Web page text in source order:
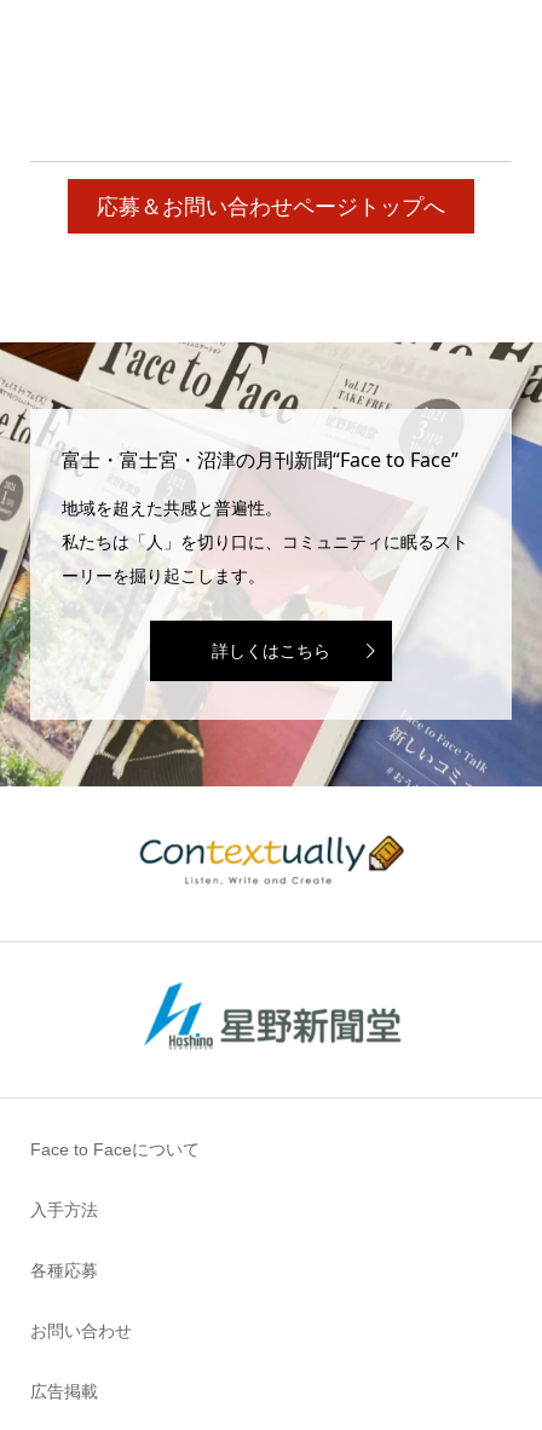
応募＆お問い合わせページトップへ
富士・富士宮・沼津の月刊新聞“Face to Face”
地域を超えた共感と普遍性。
私たちは「人」を切り口に、コミュニティに眠るスト
ーリーを掘り起こします。
詳しくはこちら
Face to Faceについて
入手方法
各種応募
お問い合わせ
広告掲載